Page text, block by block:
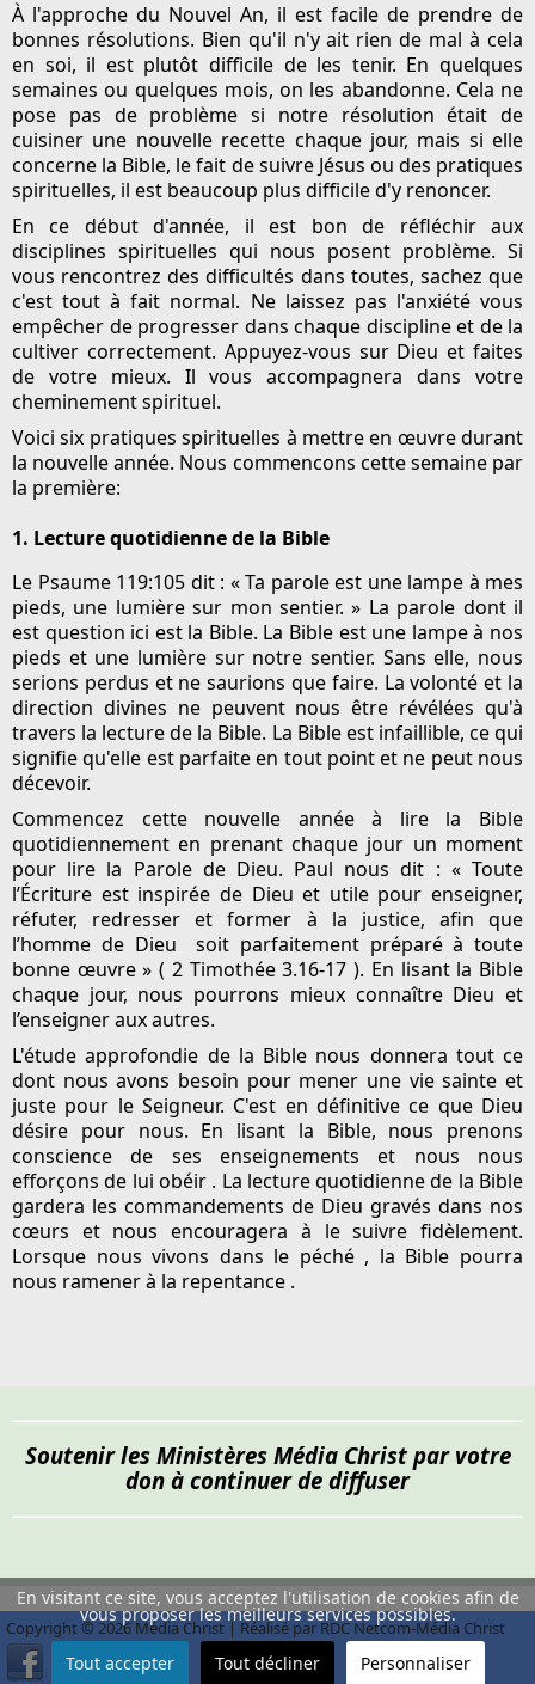
À l'approche du Nouvel An, il est facile de prendre de
bonnes résolutions. Bien qu'il n'y ait rien de mal à cela
en soi, il est plutôt difficile de les tenir. En quelques
semaines ou quelques mois, on les abandonne. Cela ne
pose pas de problème si notre résolution était de
cuisiner une nouvelle recette chaque jour, mais si elle
concerne la Bible, le fait de suivre Jésus ou des pratiques
spirituelles, il est beaucoup plus difficile d'y renoncer.
En ce début d'année, il est bon de réfléchir aux
disciplines spirituelles qui nous posent problème. Si
vous rencontrez des difficultés dans toutes, sachez que
c'est tout à fait normal. Ne laissez pas l'anxiété vous
empêcher de progresser dans chaque discipline et de la
cultiver correctement. Appuyez-vous sur Dieu et faites
de votre mieux. Il vous accompagnera dans votre
cheminement spirituel.
Voici six pratiques spirituelles à mettre en œuvre durant
la nouvelle année. Nous commencons cette semaine par
la première:
1. Lecture quotidienne de la Bible
Le Psaume 119:105 dit : « Ta parole est une lampe à mes
pieds, une lumière sur mon sentier. » La parole dont il
est question ici est la Bible. La Bible est une lampe à nos
pieds et une lumière sur notre sentier. Sans elle, nous
serions perdus et ne saurions que faire. La volonté et la
direction divines ne peuvent nous être révélées qu'à
travers la lecture de la Bible. La Bible est infaillible, ce qui
signifie qu'elle est parfaite en tout point et ne peut nous
décevoir.
Commencez cette nouvelle année à lire la Bible
quotidiennement en prenant chaque jour un moment
pour lire la Parole de Dieu. Paul nous dit : « Toute
l’Écriture est inspirée de Dieu et utile pour enseigner,
réfuter, redresser et former à la justice, afin que
l’homme de Dieu
soit parfaitement préparé à toute
bonne œuvre » ( 2 Timothée 3.16-17 ). En lisant la Bible
chaque jour, nous pourrons mieux connaître Dieu et
l’enseigner aux autres.
L'étude approfondie de la Bible nous donnera tout ce
dont nous avons besoin pour mener une vie sainte et
juste pour le Seigneur. C'est en définitive ce que Dieu
désire pour nous. En lisant la Bible, nous prenons
conscience de ses enseignements et nous nous
efforçons de lui obéir. La lecture quotidienne de la Bible
gardera les commandements de Dieu gravés dans nos
cœurs et nous encouragera à le suivre fidèlement.
Lorsque nous vivons dans le péché, la Bible pourra
nous ramener à la repentance .
Soutenir les Ministères Média Christ par votre
don à continuer de diffuser
Copyright © 2026 Média Christ | Réalisé par RDC Netcom-Média Christ
En visitant ce site, vous acceptez l'utilisation de cookies afin de
vous proposer les meilleurs services possibles.
Tout accepter Tout décliner Personnaliser